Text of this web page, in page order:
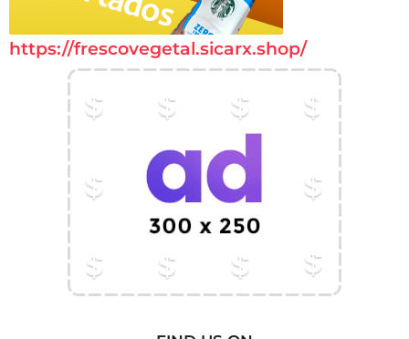
https://frescovegetal.sicarx.shop/